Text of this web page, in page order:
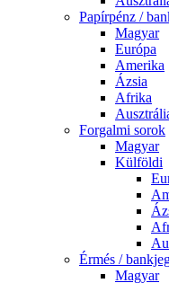
Papírpénz /
Magyar
Európa
Amerika
Ázsia
Afrika
Forgalmi sorok
Magyar
Külföldi
Érmés /
Magyar